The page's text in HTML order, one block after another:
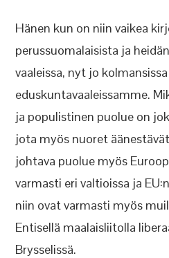
Hänen kun on niin vaikea
perussuomalaisista ja
vaaleissa, nyt jo kolmansissa
eduskuntavaaleissamme.
ja populistinen puolue on
jota myös nuoret
johtava puolue myös
varmasti eri valtioissa ja
niin ovat varmasti myös
Entisellä maalaisliitolla
Brysselissä.